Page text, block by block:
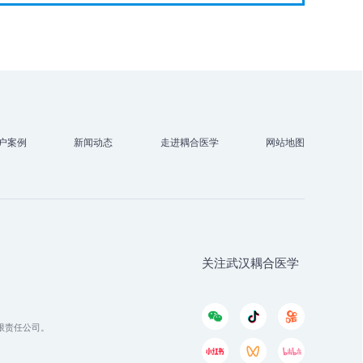
案例 新闻动态 走进耦合医学 网站地图
任公司。
关注武汉耦合医学